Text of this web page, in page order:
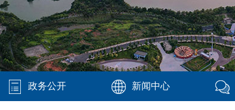
政务公开 新闻中心